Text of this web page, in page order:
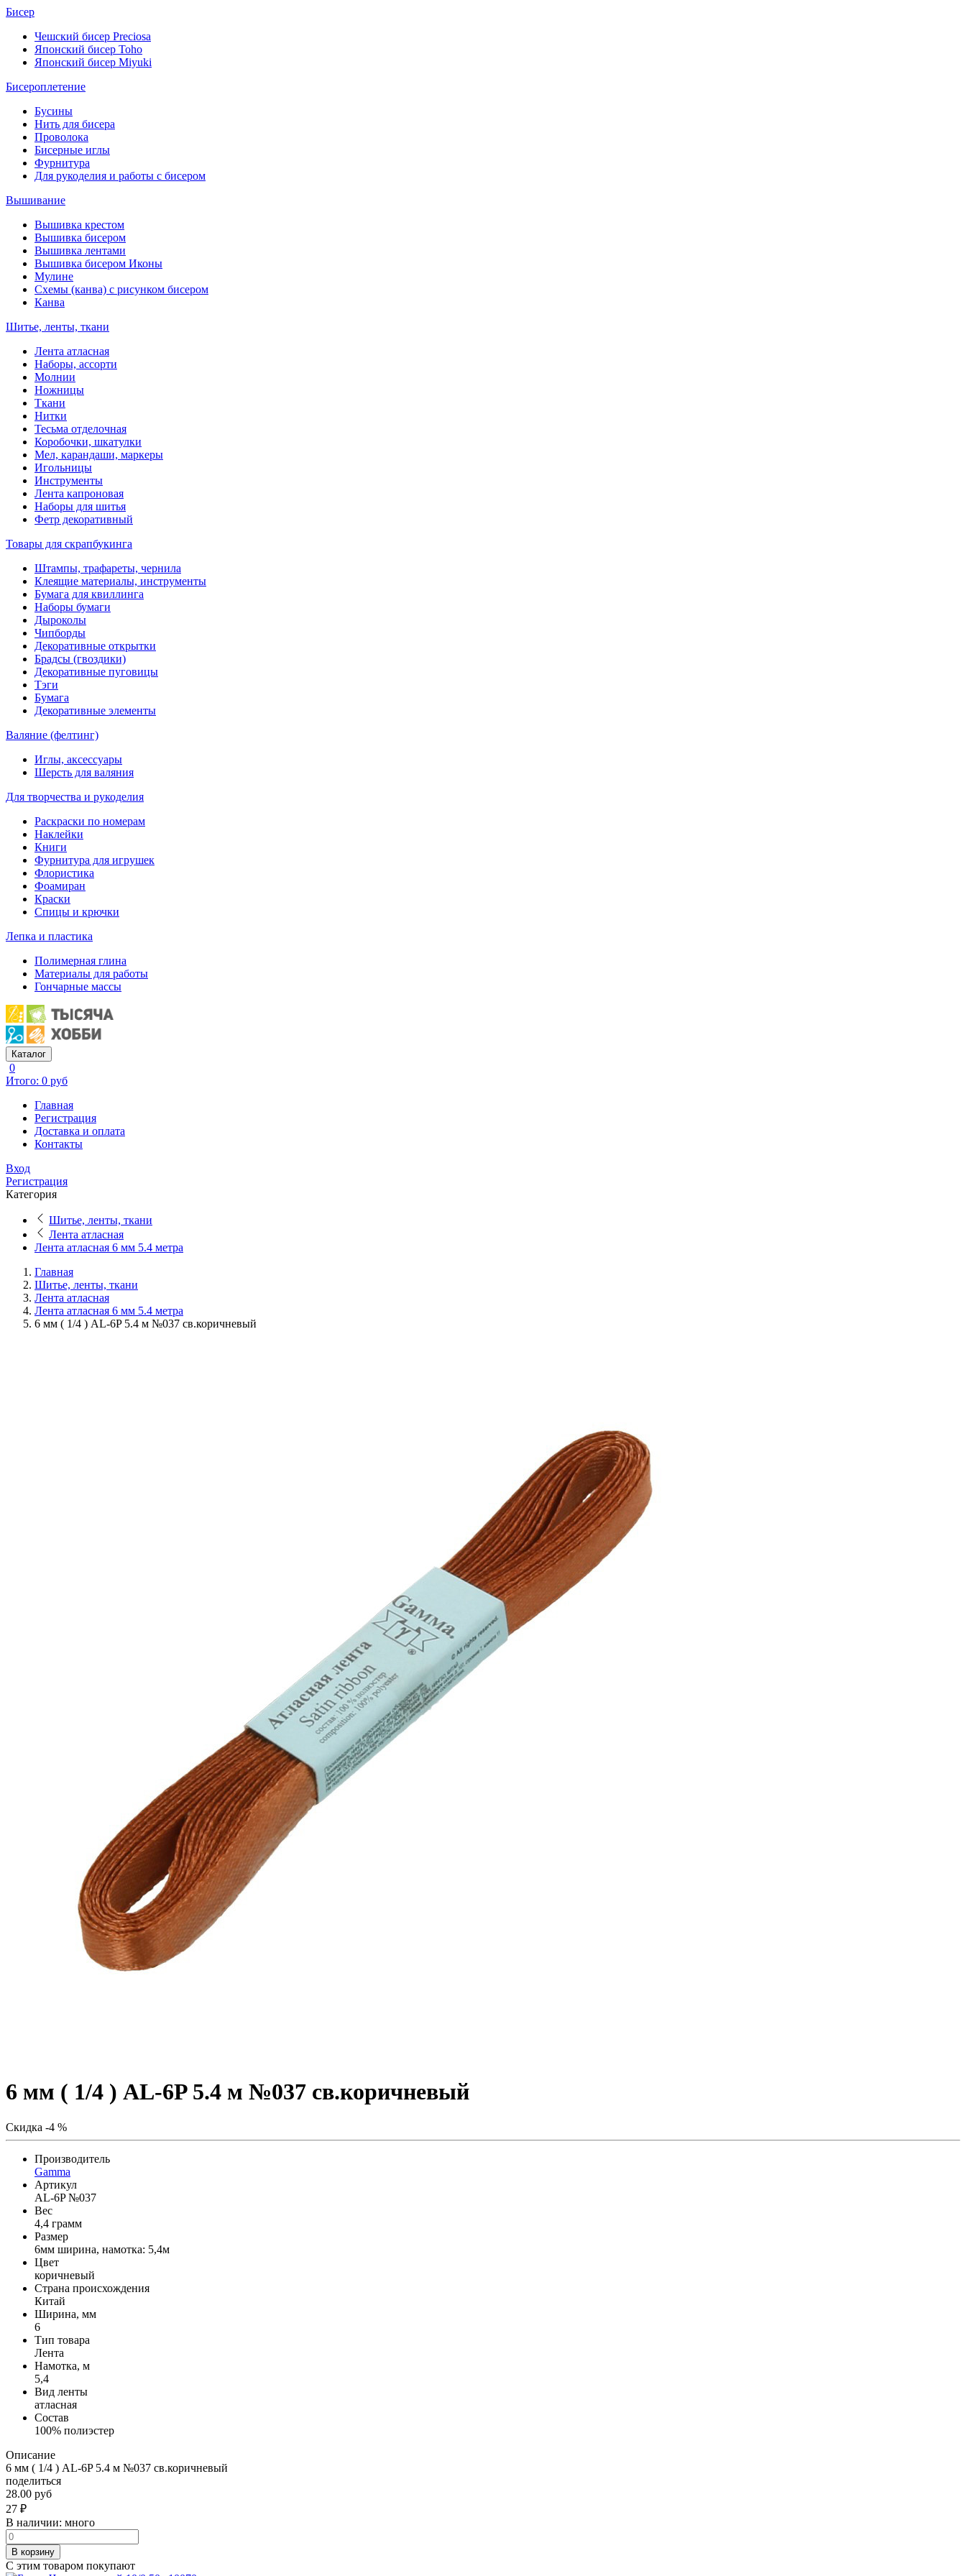
Бисер
Чешский бисер Preciosa
Японский бисер Toho
Японский бисер Miyuki
Бисероплетение
Бусины
Нить для бисера
Проволока
Бисерные иглы
Фурнитура
Для рукоделия и работы с бисером
Вышивание
Вышивка крестом
Вышивка бисером
Вышивка лентами
Вышивка бисером Иконы
Мулине
Схемы (канва) с рисунком бисером
Канва
Шитье, ленты, ткани
Лента атласная
Наборы, ассорти
Молнии
Ножницы
Ткани
Нитки
Тесьма отделочная
Коробочки, шкатулки
Мел, карандаши, маркеры
Игольницы
Инструменты
Лента капроновая
Наборы для шитья
Фетр декоративный
Товары для скрапбукинга
Штампы, трафареты, чернила
Клеящие материалы, инструменты
Бумага для квиллинга
Наборы бумаги
Дыроколы
Чипборды
Декоративные открытки
Брадсы (гвоздики)
Декоративные пуговицы
Тэги
Бумага
Декоративные элементы
Валяние (фелтинг)
Иглы, аксессуары
Шерсть для валяния
Для творчества и рукоделия
Раскраски по номерам
Наклейки
Книги
Фурнитура для игрушек
Флористика
Фоамиран
Краски
Спицы и крючки
Лепка и пластика
Полимерная глина
Материалы для работы
Гончарные массы
Каталог
0
Итого: 0 руб
Главная
Регистрация
Доставка и оплата
Контакты
Вход
Регистрация
Категория
Шитье, ленты, ткани
Лента атласная
Лента атласная 6 мм 5.4 метра
Главная
Шитье, ленты, ткани
Лента атласная
Лента атласная 6 мм 5.4 метра
6 мм ( 1/4 ) AL-6P 5.4 м №037 св.коричневый
6 мм ( 1/4 ) AL-6P 5.4 м №037 св.коричневый
Скидка -4 %
Производитель
Gamma
Артикул
AL-6P №037
Вес
4,4 грамм
Размер
6мм ширина, намотка: 5,4м
Цвет
коричневый
Страна происхождения
Китай
Ширина, мм
6
Тип товара
Лента
Намотка, м
5,4
Вид ленты
атласная
Состав
100% полиэстер
Описание
6 мм ( 1/4 ) AL-6P 5.4 м №037 св.коричневый
поделиться
28.00 руб
27 ₽
В наличии: много
В корзину
С этим товаром покупают